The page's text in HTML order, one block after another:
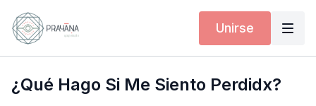
Unirse
¿Qué Hago Si Me Siento Perdidx?